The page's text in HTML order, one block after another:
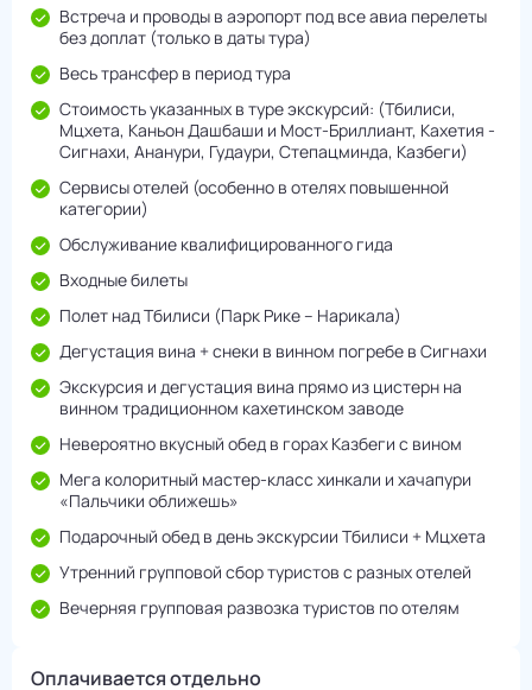
Встреча и проводы в аэропорт под все авиа перелеты
без доплат (только в даты тура)
Весь трансфер в период тура
Стоимость указанных в туре экскурсий: (Тбилиси,
Мцхета, Каньон Дашбаши и Мост-Бриллиант, Кахетия -
Сигнахи, Ананури, Гудаури, Степацминда, Казбеги)
Сервисы отелей (особенно в отелях повышенной
категории)
Обслуживание квалифицированного гида
Входные билеты
Полет над Тбилиси (Парк Рике – Нарикала)
Дегустация вина + снеки в винном погребе в Сигнахи
Экскурсия и дегустация вина прямо из цистерн на
винном традиционном кахетинском заводе
Невероятно вкусный обед в горах Казбеги с вином
Мега колоритный мастер-класс хинкали и хачапури
«Пальчики оближешь»
Подарочный обед в день экскурсии Тбилиси + Мцхета
Утренний групповой сбор туристов с разных отелей
Вечерняя групповая развозка туристов по отелям
Оплачивается отдельно